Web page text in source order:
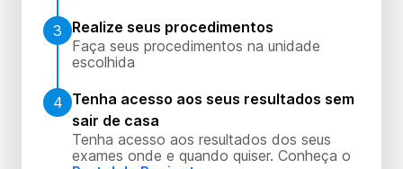
3
Realize seus procedimentos
Faça seus procedimentos na unidade
escolhida
4 Tenha acesso aos seus resultados sem
sair de casa
Tenha acesso aos resultados dos seus
exames onde e quando quiser. Conheça o